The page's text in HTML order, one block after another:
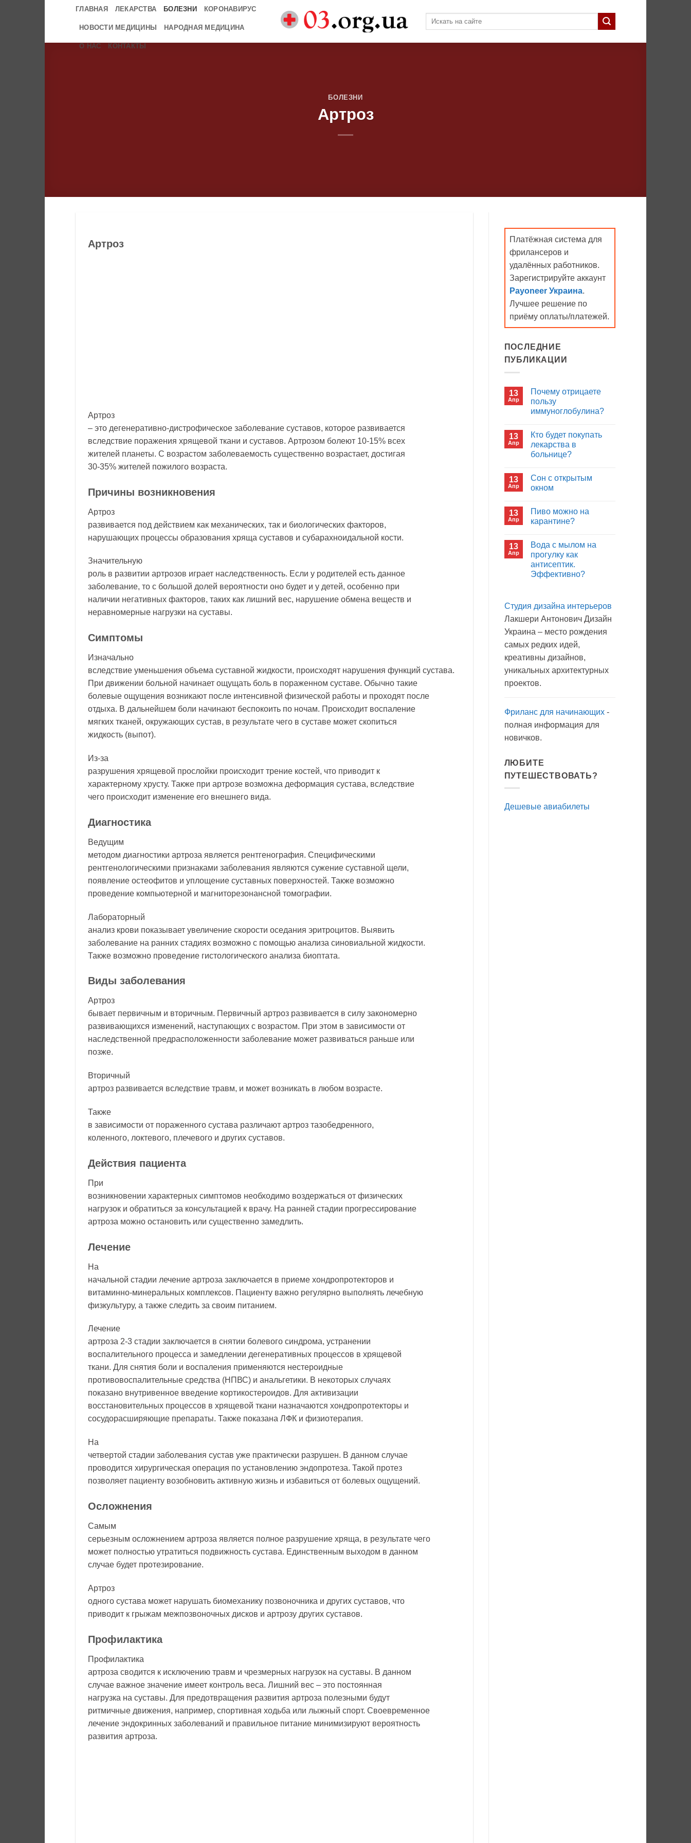
ГЛАВНАЯ ЛЕКАРСТВА БОЛЕЗНИ КОРОНАВИРУС
НОВОСТИ МЕДИЦИНЫ НАРОДНАЯ МЕДИЦИНА
О НАС КОНТАКТЫ
БОЛЕЗНИ
Артроз
Артроз
Артроз
– это дегенеративно-дистрофическое заболевание суставов, которое развивается
вследствие поражения хрящевой ткани и суставов. Артрозом болеют 10-15% всех
жителей планеты. С возрастом заболеваемость существенно возрастает, достигая
30-35% жителей пожилого возраста.
Причины возникновения
Артроз
развивается под действием как механических, так и биологических факторов,
нарушающих процессы образования хряща суставов и субарахноидальной кости.
Значительную
роль в развитии артрозов играет наследственность. Если у родителей есть данное
заболевание, то с большой долей вероятности оно будет и у детей, особенно при
наличии негативных факторов, таких как лишний вес, нарушение обмена веществ и
неравномерные нагрузки на суставы.
Симптомы
Изначально
вследствие уменьшения объема суставной жидкости, происходят нарушения функций сустава.
При движении больной начинает ощущать боль в пораженном суставе. Обычно такие
болевые ощущения возникают после интенсивной физической работы и проходят после
отдыха. В дальнейшем боли начинают беспокоить по ночам. Происходит воспаление
мягких тканей, окружающих сустав, в результате чего в суставе может скопиться
жидкость (выпот).
Из-за
разрушения хрящевой прослойки происходит трение костей, что приводит к
характерному хрусту. Также при артрозе возможна деформация сустава, вследствие
чего происходит изменение его внешнего вида.
Диагностика
Ведущим
методом диагностики артроза является рентгенография. Специфическими
рентгенологическими признаками заболевания являются сужение суставной щели,
появление остеофитов и уплощение суставных поверхностей. Также возможно
проведение компьютерной и магниторезонансной томографии.
Лабораторный
анализ крови показывает увеличение скорости оседания эритроцитов. Выявить
заболевание на ранних стадиях возможно с помощью анализа синовиальной жидкости.
Также возможно проведение гистологического анализа биоптата.
Виды заболевания
Артроз
бывает первичным и вторичным. Первичный артроз развивается в силу закономерно
развивающихся изменений, наступающих с возрастом. При этом в зависимости от
наследственной предрасположенности заболевание может развиваться раньше или
позже.
Вторичный
артроз развивается вследствие травм, и может возникать в любом возрасте.
Также
в зависимости от пораженного сустава различают артроз тазобедренного,
коленного, локтевого, плечевого и других суставов.
Действия пациента
При
возникновении характерных симптомов необходимо воздержаться от физических
нагрузок и обратиться за консультацией к врачу. На ранней стадии прогрессирование
артроза можно остановить или существенно замедлить.
Лечение
На
начальной стадии лечение артроза заключается в приеме хондропротекторов и
витаминно-минеральных комплексов. Пациенту важно регулярно выполнять лечебную
физкультуру, а также следить за своим питанием.
Лечение
артроза 2-3 стадии заключается в снятии болевого синдрома, устранении
воспалительного процесса и замедлении дегенеративных процессов в хрящевой
ткани. Для снятия боли и воспаления применяются нестероидные
противовоспалительные средства (НПВС) и анальгетики. В некоторых случаях
показано внутривенное введение кортикостероидов. Для активизации
восстановительных процессов в хрящевой ткани назначаются хондропротекторы и
сосудорасширяющие препараты. Также показана ЛФК и физиотерапия.
На
четвертой стадии заболевания сустав уже практически разрушен. В данном случае
проводится хирургическая операция по установлению эндопротеза. Такой протез
позволяет пациенту возобновить активную жизнь и избавиться от болевых ощущений.
Осложнения
Самым
серьезным осложнением артроза является полное разрушение хряща, в результате чего
может полностью утратиться подвижность сустава. Единственным выходом в данном
случае будет протезирование.
Артроз
одного сустава может нарушать биомеханику позвоночника и других суставов, что
приводит к грыжам межпозвоночных дисков и артрозу других суставов.
Профилактика
Профилактика
артроза сводится к исключению травм и чрезмерных нагрузок на суставы. В данном
случае важное значение имеет контроль веса. Лишний вес – это постоянная
нагрузка на суставы. Для предотвращения развития артроза полезными будут
ритмичные движения, например, спортивная ходьба или лыжный спорт. Своевременное
лечение эндокринных заболеваний и правильное питание минимизируют вероятность
развития артроза.
Платёжная система для
фрилансеров и
удалённых работников.
Зарегистрируйте аккаунт
Payoneer Украина.
Лучшее решение по
приёму оплаты/платежей.
ПОСЛЕДНИЕ
ПУБЛИКАЦИИ
13
Апр
Почему отрицаете
пользу
иммуноглобулина?
записи
Почему
отрицаете
пользу
13
Апр
Кто будет покупать
лекарства в
больнице?
записи
Кто
будет
больнице?
13
Апр
Сон с открытым
окном
записи
Сон
с
13
Апр
Пиво можно на
карантине?
записи
Пиво
можно
на
карантине?
13
Апр
Вода с мылом на
прогулку как
антисептик.
Эффективно?
Вода
мылом
на
прогулку
антисептик.
Студия дизайна интерьеров
Лакшери Антонович Дизайн
Украина – место рождения
самых редких идей,
креативны дизайнов,
уникальных архитектурных
проектов.
Фриланс для начинающих-
полная информация для
новичков.
ЛЮБИТЕ
ПУТЕШЕСТВОВАТЬ?
Дешевые авиабилеты